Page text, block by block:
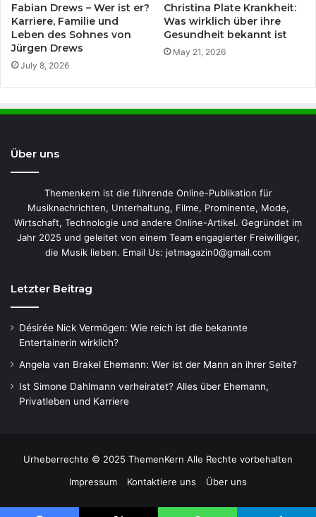
Fabian Drews – Wer ist er?
Karriere, Familie und
Leben des Sohnes von
Jürgen Drews
July 8, 2026
Christina Plate Krankheit:
Was wirklich über ihre
Gesundheit bekannt ist
May 21, 2026
Über uns
Themenkern ist die führende Online-Publikation für
Musiknachrichten, Unterhaltung, Filme, Prominente, Mode,
Wirtschaft, Technologie und andere Online-Artikel. Gegründet im
Jahr 2025 und geleitet von einem Team engagierter Freiwilliger,
die Musik lieben. Email Us: jetmagazin0@gmail.com
Letzter Beitrag
Désirée Nick Vermögen: Wie reich ist die bekannte
Entertainerin wirklich?
Angela van Brakel Ehemann: Wer ist der Mann an ihrer Seite?
Ist Simone Dahlmann verheiratet? Alles über Ehemann,
Privatleben und Karriere
Urheberrechte © 2025 ThemenKern Alle Rechte vorbehalten
Impressum
Kontaktiere uns Über uns